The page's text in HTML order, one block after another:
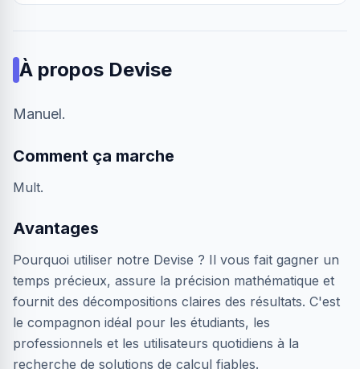
À propos Devise
Manuel.
Comment ça marche
Mult.
Avantages
Pourquoi utiliser notre Devise ? Il vous fait gagner un
temps précieux, assure la précision mathématique et
fournit des décompositions claires des résultats. C'est
le compagnon idéal pour les étudiants, les
professionnels et les utilisateurs quotidiens à la
recherche de solutions de calcul fiables.